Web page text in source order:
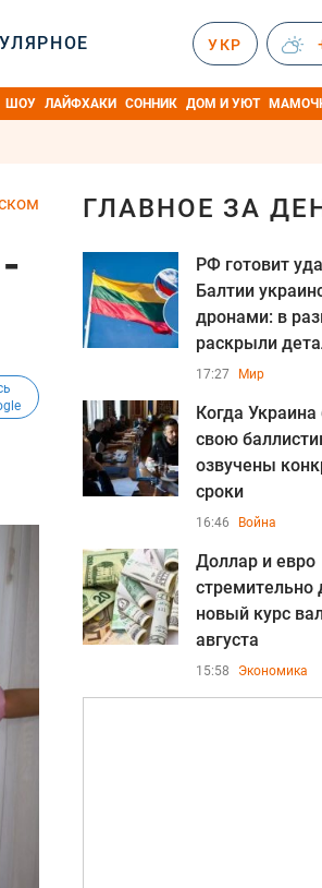
УКР
ШОУ ЛАЙФХАКИ СОННИК ДОМ И УЮТ
ГЛАВНОЕ ЗА
РФ готовит
Балтии
дронами: в
раскрыли
17:27 Мир
Когда
свою
озвучены
сроки
16:46 Война
Доллар и евро
новый курс
августа
15:58 Экономика